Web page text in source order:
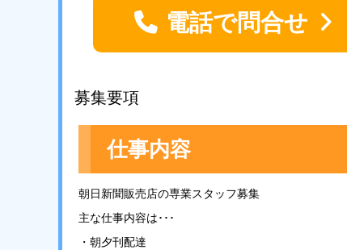
電話で問合せ
募集要項
仕事内容
朝日新聞販売店の専業スタッフ募集
主な仕事内容は･･･
・朝夕刊配達